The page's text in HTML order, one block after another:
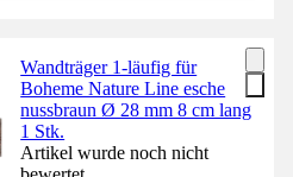
Wandträger 1-läufig für
Boheme Nature Line esche
nussbraun Ø 28 mm 8 cm lang
1 Stk.
Artikel wurde noch nicht